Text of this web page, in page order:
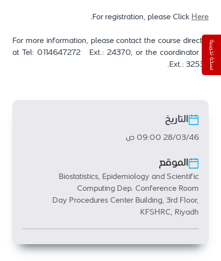
For registration, please ClickHere
.
For more information, please contact the course director
at Tel: 0114647272 Ext.: 24370, or the coordinator at
Ext.: 32532.
التاريخ
28/03/46 09:00 ص
الموقع
Biostatistics, Epidemiology and Scientific
Computing Dep. Conference Room
Day Procedures Center Building, 3rd Floor,
KFSHRC, Riyadh
نسخة تجريبية